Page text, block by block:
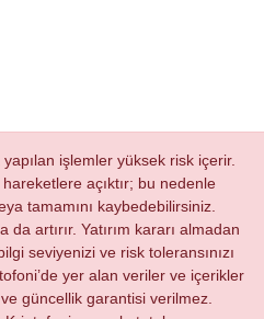
işlemler yüksek risk içerir.
açıktır; bu nedenle
tamamını kaybedebilirsiniz.
da artırır. Yatırım kararı almadan
seviyenizi ve risk toleransınızı
yer alan veriler ve içerikler
güncellik garantisi verilmez.